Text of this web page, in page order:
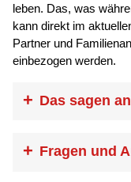
leben. Das, was
kann direkt im
Partner und
einbezogen werden.
Das sagen
„Die ARS tut
in der
Fragen und